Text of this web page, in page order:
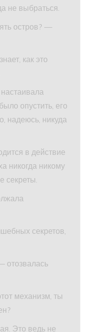
не выбраться.
остров? —
как это
опустить, его
надеюсь, никуда
в действие
никогда никому
секреты.
секретов,
отозвалась
механизм, ты
Это ведь не